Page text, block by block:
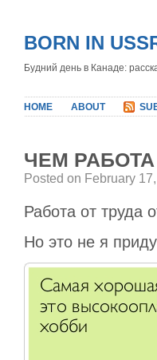
BORN IN
Будний день в Канаде:
HOME ABOUT
ЧЕМ
Posted on February
Работа от труда
Но это не я